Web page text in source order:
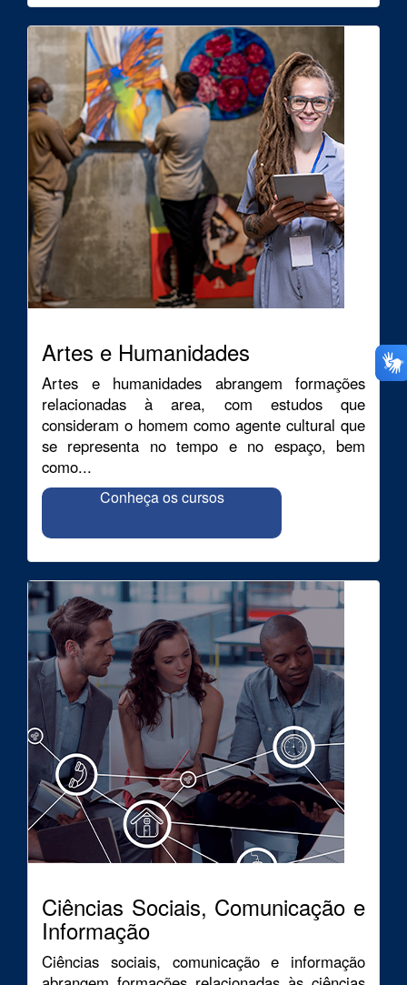
Artes e Humanidades
Artes e humanidades abrangem formações
relacionadas à area, com estudos que
consideram o homem como agente cultural que
se representa no tempo e no espaço, bem
como...
Conheça os cursos
Ciências Sociais, Comunicação e
Informação
Ciências sociais, comunicação e informação